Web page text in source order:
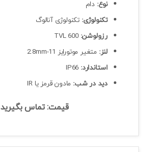
نوع: دام
تکنولوژی: تکنولوژی آنالوگ
رزولوشن: 600 TVL
لنز: متغیر موتورایز 11-2.8mm
استاندارد: IP66
دید در شب: مادون قرمز یا IR
قیمت: تماس بگیرید